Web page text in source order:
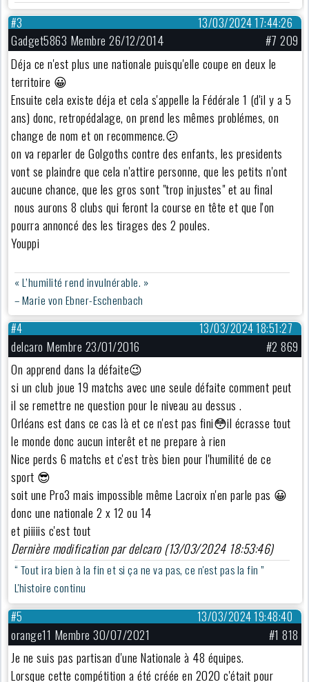
13/03/2024 17:44:26
#3
Gadget5863 Membre 26/12/2014
#7 209
Déja ce n'est plus une nationale puisqu'elle coupe en deux le
territoire 😀
Ensuite cela existe déja et cela s'appelle la Fédérale 1 (d'il y a 5
ans) donc, retropédalage, on prend les mêmes problémes, on
change de nom et on recommence.😕
on va reparler de Golgoths contre des enfants, les presidents
vont se plaindre que cela n'attire personne, que les petits n'ont
aucune chance, que les gros sont "trop injustes" et au final
nous aurons 8 clubs qui feront la course en tête et que l'on
pourra annoncé des les tirages des 2 poules.
Youppi
« L’humilité rend invulnérable. »
– Marie von Ebner-Eschenbach
13/03/2024 18:51:27
#4
delcaro Membre 23/01/2016
#2 869
On apprend dans la défaite😉
si un club joue 19 matchs avec une seule défaite comment peut
il se remettre ne question pour le niveau au dessus .
Orléans est dans ce cas là et ce n'est pas fini😳il écrasse tout
le monde donc aucun interêt et ne prepare à rien
Nice perds 6 matchs et c'est très bien pour l'humilité de ce
sport 😎
soit une Pro3 mais impossible même Lacroix n'en parle pas 😀
donc une nationale 2 x 12 ou 14
et piiiiis c'est tout
Dernière modification par delcaro (13/03/2024 18:53:46)
“ Tout ira bien à la fin et si ça ne va pas, ce n'est pas la fin ”
L'histoire continu
13/03/2024 19:48:40
#5
orange11 Membre 30/07/2021
#1 818
Je ne suis pas partisan d'une Nationale à 48 équipes.
Lorsque cette compétition a été créée en 2020 c'était pour